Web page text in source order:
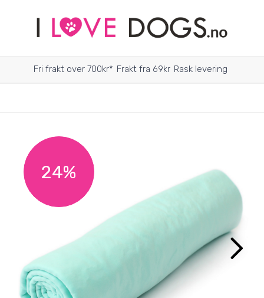
Fri frakt over 700kr* Frakt fra 69kr Rask levering
24%